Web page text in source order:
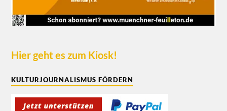
Hier geht es zum Kiosk!
KULTURJOURNALISMUS FÖRDERN